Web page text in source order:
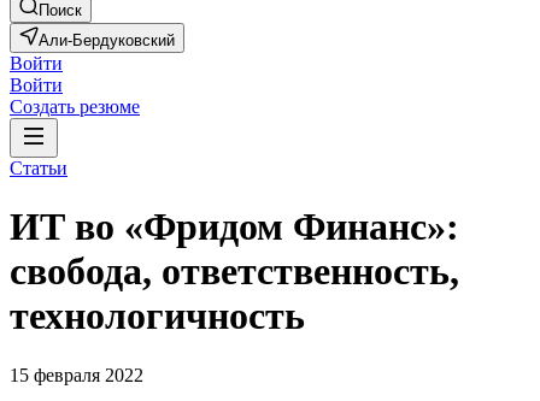
Поиск
Али-Бердуковский
Войти
Войти
Создать резюме
Статьи
ИТ во «Фридом Финанс»:
свобода, ответственность,
технологичность
15 февраля 2022